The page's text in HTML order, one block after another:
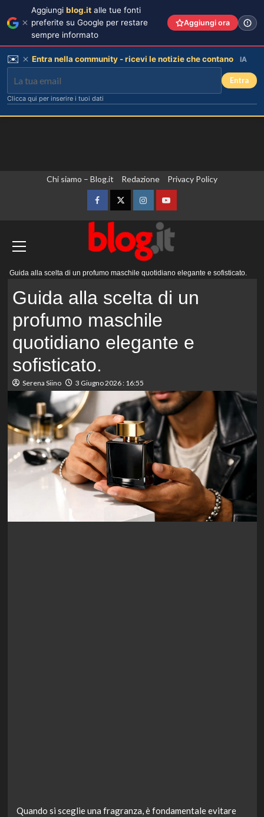
Chi siamo – Blog.it Redazione Privacy Policy
FacebookTwitterInstagramYouTube
Guida alla scelta di un profumo maschile quotidiano elegante e sofisticato.
Guida alla scelta di un
profumo maschile
quotidiano elegante e
sofisticato.
Serena Siino 3 Giugno 2026 : 16:55
Quando si sceglie una fragranza, è fondamentale evitare
Aggiungi blog.it alle tue fonti
preferite su Google per restare
sempre informato
Aggiungi ora
✉️ Entra nella community - ricevi le notizie che contano IA
Entra
Clicca qui per inserire i tuoi dati